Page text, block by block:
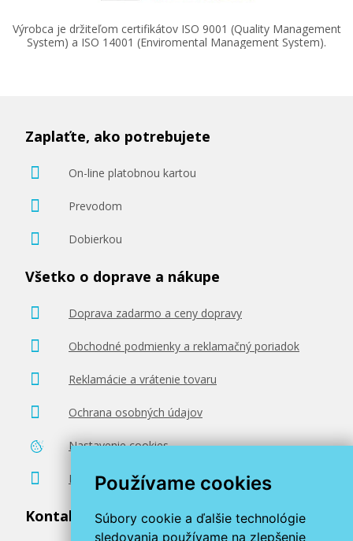
Používame cookies
Súbory cookie a ďalšie technológie
sledovania používame na zlepšenie
Výrobca je držiteľom certifikátov ISO 9001 (Quality Management
System) a ISO 14001 (Enviromental Management System).
Zaplaťte, ako potrebujete
On-line platobnou kartou
Prevodom
Dobierkou
Všetko o doprave a nákupe
Doprava zadarmo a ceny dopravy
Obchodné podmienky a reklamačný poriadok
Reklamácie a vrátenie tovaru
Ochrana osobných údajov
Nastavenie cookies
Poradenstvo zadarmo
Kontaktujte nás